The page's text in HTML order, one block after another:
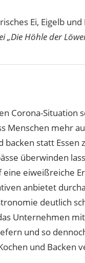
Ei, Eigelb und
„Die Höhle der
Corona-Situation
Menschen mehr
statt
überwinden
eiweißreiche
anbietet
deutlich
Unternehmen
und so
und Backen